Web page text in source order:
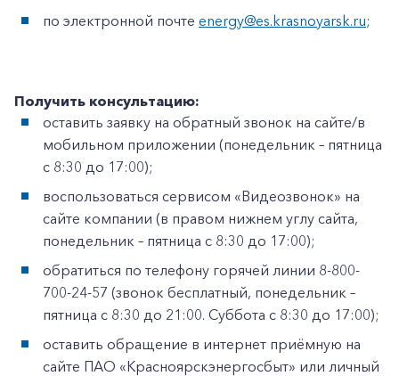
по электронной почте energy@es.krasnoyarsk.ru;
Получить консультацию:
оставить заявку на обратный звонок на сайте/в
мобильном приложении (понедельник – пятница
с 8:30 до 17:00);
воспользоваться сервисом «Видеозвонок» на
сайте компании (в правом нижнем углу сайта,
понедельник – пятница с 8:30 до 17:00);
обратиться по телефону горячей линии 8-800-
700-24-57 (звонок бесплатный, понедельник –
пятница с 8:30 до 21:00. Суббота с 8:30 до 17:00);
оставить обращение в интернет приёмную на
сайте ПАО «Красноярскэнергосбыт» или личный